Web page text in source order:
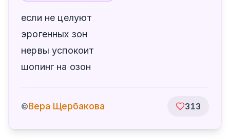
если не целуют
эрогенных зон
нервы успокоит
шопинг на озон
©Вера Щербакова 313